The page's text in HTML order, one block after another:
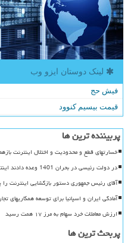
لینک دوستان ایزو وب
فیش حج
قیمت بیسیم کنوود
پربیننده ترین ها
خسارتهای قطع و محدودیت و اختلال اینترنت
در دولت رئیسی در بحران 1401 وعده دادند اینترنت به طور موقت قطع می شود اما ماندگار شد
آقای رئیس جمهوری دستور بازگشایی اینترنت را
آمادگی ایران و اسپانیا برای توسعه همکاریهای
ارزش معاملات خرد سهام به مرز ۱۷ همت رسید
پربحث ترین ها